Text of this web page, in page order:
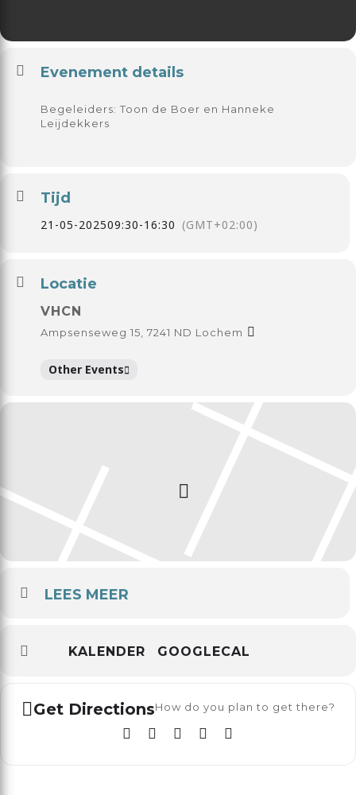
Evenement details
Begeleiders: Toon de Boer en Hanneke
Leijdekkers
Tijd
21-05-202509:30-16:30 (GMT+02:00)
Locatie
VHCN
Ampsenseweg 15, 7241 ND Lochem
Other Events
LEES MEER
KALENDER GOOGLECAL
Get DirectionsHow do you plan to get there?